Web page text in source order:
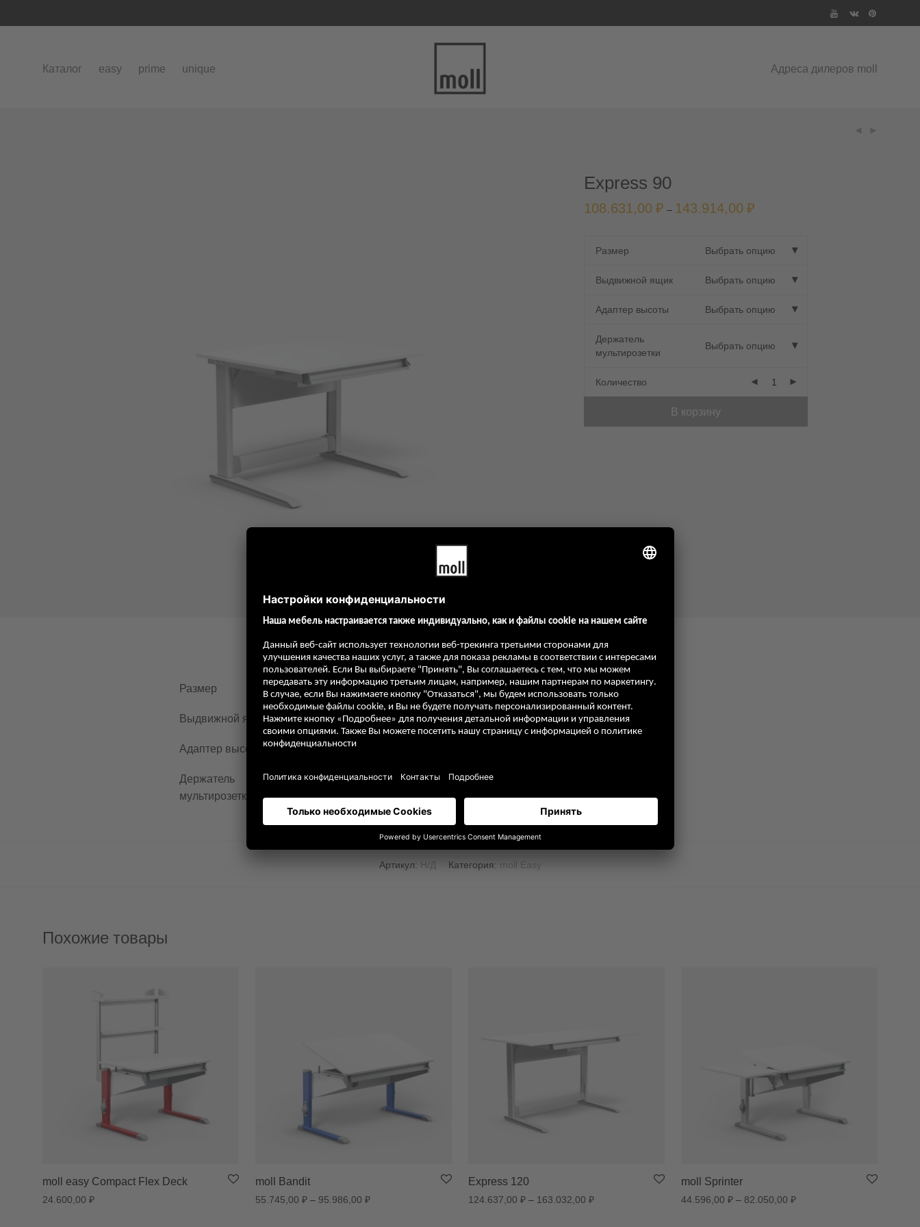
Каталог easy prime unique Адреса дилеров moll
Express 90
108.631,00 ₽ – 143.914,00 ₽Диапазон
Размер Выбрать опцию
Выдвижной ящик Выбрать опцию
Адаптер высоты Выбрать опцию
Держатель
мультирозетки
Выбрать опцию
Количество
В корзину
Детали
Размер
M, S
Выдвижной ящик
без ящика, с ящиком
Адаптер высоты
без адаптера, с адаптером
Держатель
мультирозетки
без держателя, с держателем
Артикул: Н/Д Категория: moll Easy
Похожие товары
moll easy Compact Flex Deck
24.600,00 ₽
moll Bandit
55.745,00 ₽ – 95.986,00 ₽Диапазон цен: 55.745,00 ₽ – 95.986,00 ₽
Express 120
124.637,00 ₽ – 163.032,00 ₽Диапазон цен: 124.637,00 ₽ – 163.032,00 ₽
moll Sprinter
44.596,00 ₽ – 82.050,00 ₽Диапазон цен: 44.596,00 ₽